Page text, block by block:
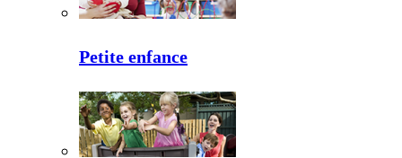
Petite enfance